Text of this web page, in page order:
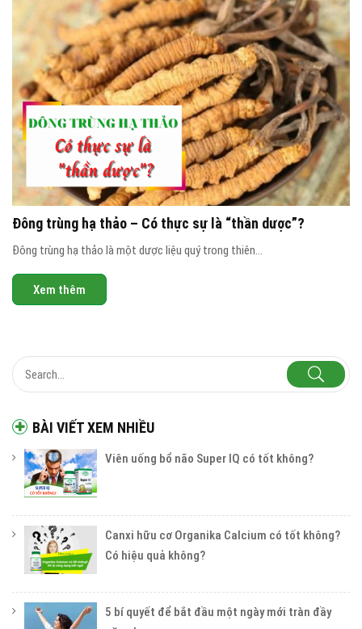
BÀI VIẾT XEM NHIỀU
Viên uống bổ não Super IQ có tốt không?
Canxi hữu cơ Organika Calcium có tốt không?
Có hiệu quả không?
5 bí quyết để bắt đầu một ngày mới tràn đầy
Đông trùng hạ thảo – Có thực sự là “thần dược”?
Đông trùng hạ thảo là một dược liệu quý trong thiên...
Xem thêm